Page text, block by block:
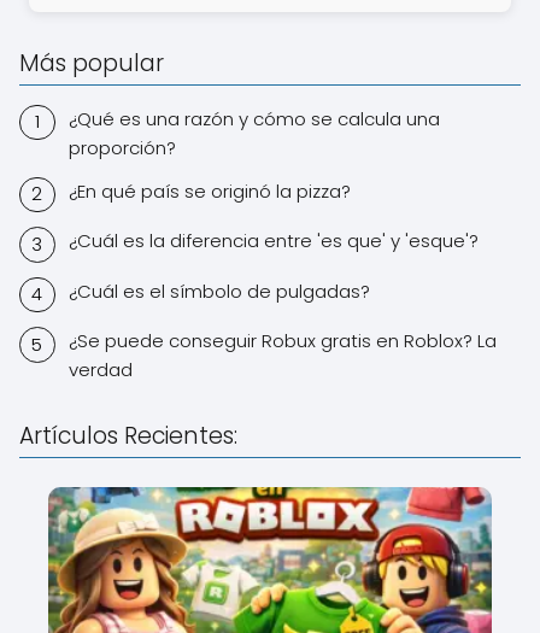
Más popular
¿Qué es una razón y cómo se calcula una
proporción?
¿En qué país se originó la pizza?
¿Cuál es la diferencia entre 'es que' y 'esque'?
¿Cuál es el símbolo de pulgadas?
¿Se puede conseguir Robux gratis en Roblox? La
verdad
Artículos Recientes: